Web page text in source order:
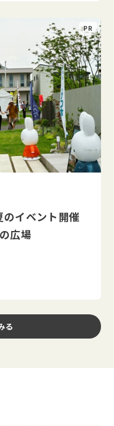
のイベント開催
広場
る